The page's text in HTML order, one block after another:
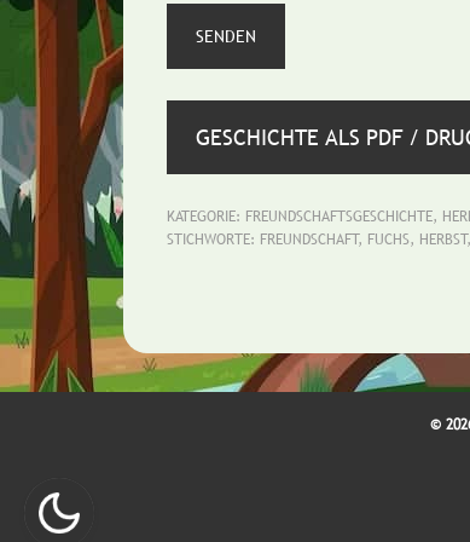
GESCHICHTE ALS PDF /
KATEGORIE: FREUNDSCHAFTSGESCHICHTE,
STICHWORTE: FREUNDSCHAFT, FUCHS, HERBST,
©